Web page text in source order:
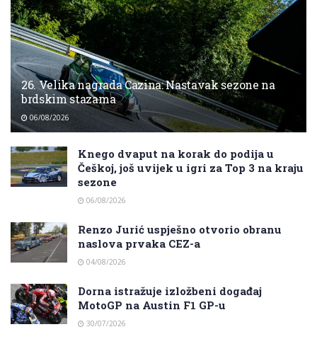
26. Velika nagrada Cazina: Nastavak sezone na
brdskim stazama
06/08/2026
Knego dvaput na korak do podija u
Češkoj, još uvijek u igri za Top 3 na kraju
sezone
06/08/2026
Renzo Jurić uspješno otvorio obranu
naslova prvaka CEZ-a
04/08/2026
Dorna istražuje izložbeni događaj
MotoGP na Austin F1 GP-u
30/07/2026